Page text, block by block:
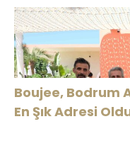
Boujee, Bodrum
En Şık Adresi